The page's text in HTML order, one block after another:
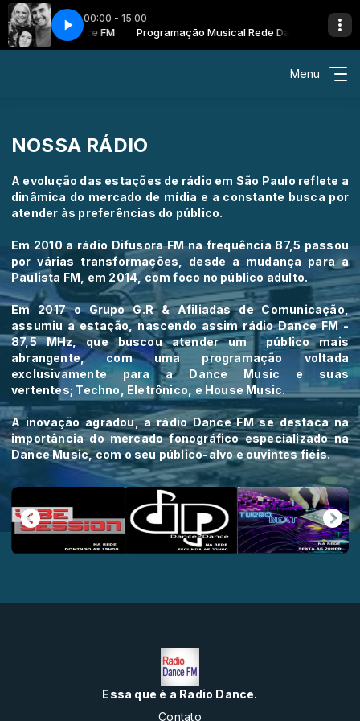
00:00 - 15:00
Rede Dance FM Programação Musical Rede Dance FM
Out Fred again.. - Lights Out
Menu
NOSSA RÁDIO
A evolução das estações de rádio em São Paulo reflete a
dinâmica do mercado de mídia e a constante busca por
atender às preferências do público.
Em 2010 a rádio Difusora FM na frequência 87,5 passou
por várias transformações, desde a mudança para a
Paulista FM , em 2014, com foco no público adulto.
Em 2017 o Grupo G.R & Afiliadas de Comunicação,
assumiu a estação,nascendo assim rádio
Dance FM -
87,5 MHz, que buscou atender um público mais
abrangente, com uma programação voltada
exclusivamente para a Dance Music e suas
vertentes; Techno, Eletrônico, e House Music.
A inovação agradou, a rádio Dance FM se destaca na
importância do mercado fonográfico especializado na
Dance Music, como seu público-alvo e ouvintes fiéis.
Essa que é a Radio Dance.
Contato